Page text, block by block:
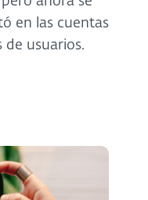
en las cuentas
de usuarios.